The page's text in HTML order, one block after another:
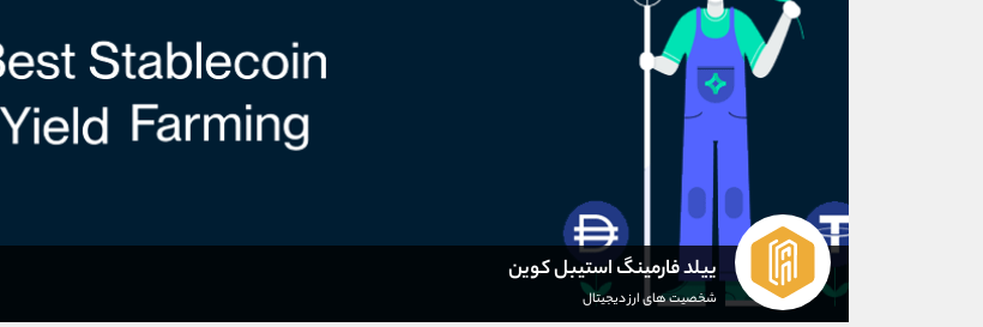
ییلد فارمینگ استیبل کوین
شخصیت های ارز دیجیتال